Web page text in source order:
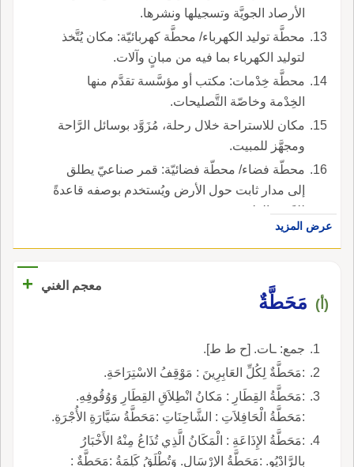
الأرصاد الجويَّة وتسجيلها ونشرها.
محطَّة توليد الكهرباء/ محطَّة كهربائيّة: مكان يُتَّخذ
لتوليد الكهرباء بما فيه من مبانٍ وآلات.
محطَّة خِدْمات: مكتب أو مؤسَّسة تقدَّم منها
الخِدْمة وخاصّة التَّصليحات.
مكان للاستراحة خلال رحلة، مُزَوَّد بوسائل الرَّاحة
ومجهَّز للمبيت.
محطّة فضاء/ محطّة فضائيّة: قمر صناعيّ يطلق
إلى مدار ثابت حول الأرض ويُستخدم بوصفه قاعدةً
للرَّصد العلميّ.
عرض المزيد
معجم الغني +
(أ) مَحَطَّةٌ
جمع: ـات. [ح ط ط].
:مَحَطَّةٌ لِكُلِّ العَابِرِينَ : مَوْقِفُ الاسْتِرَاحَةِ.
:مَحَطَّةُ القِطَارِ : مَكانُ انْطِلاَقِ القِطَارِ وَوُقُوفِهِ.
:مَحَطَّةُ الْحَافِلاَتِ : الشَّاحِنَاتِ :مَحَطَّةُ سَيَّارَةِ الأُجْرَةِ.
:مَحَطَّةُ الإِذَاعَةِ : الْمَكَانُ الَّذِي تُذَاعُ مِنْهُ الأَخْبَارُ
بِالرَّادْيُو. :مَحَطَّةُ الإِرْسَالِ. وَتُطْلَقُ كَلِمَةُ :مَحَطَّةٌ :